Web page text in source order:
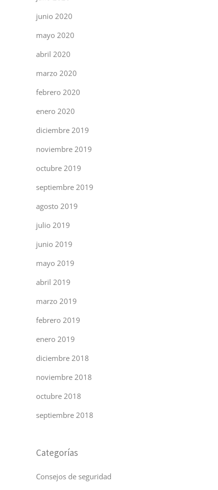
junio 2020
mayo 2020
abril 2020
marzo 2020
febrero 2020
enero 2020
diciembre 2019
noviembre 2019
octubre 2019
septiembre 2019
agosto 2019
julio 2019
junio 2019
mayo 2019
abril 2019
marzo 2019
febrero 2019
enero 2019
diciembre 2018
noviembre 2018
octubre 2018
septiembre 2018
Categorías
Consejos de seguridad